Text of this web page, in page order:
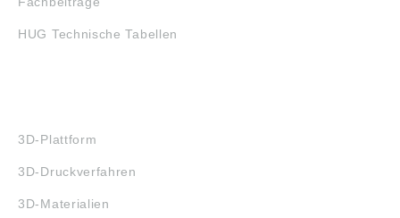
HUG Technische Tabellen
3D-Plattform
3D-Druckverfahren
3D-Materialien